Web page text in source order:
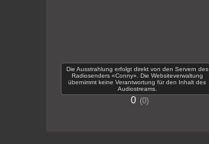
Die Ausstrahlung erfolgt direkt von den Servern des
Radiosenders «Conny». Die Websiteverwaltung
übernimmt keine Verantwortung für den Inhalt des
Audiostreams.
0 0